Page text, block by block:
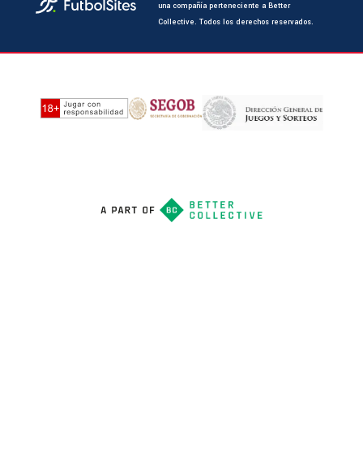
una compañía perteneciente a Better
Collective. Todos los derechos reservados.